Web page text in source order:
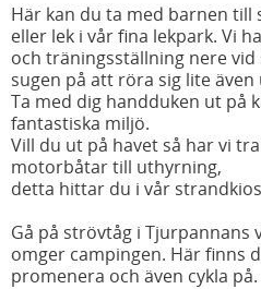
Här kan du ta med barnen
eller lek i vår fina lekpark. Vi
och träningsställning nere
sugen på att röra sig lite
Ta med dig handduken ut på
fantastiska miljö.
Vill du ut på havet så har vi
motorbåtar till uthyrning,
detta hittar du i vår
Gå på strövtåg i Tjurpannans
omger campingen. Här finns
promenera och även cykla på.